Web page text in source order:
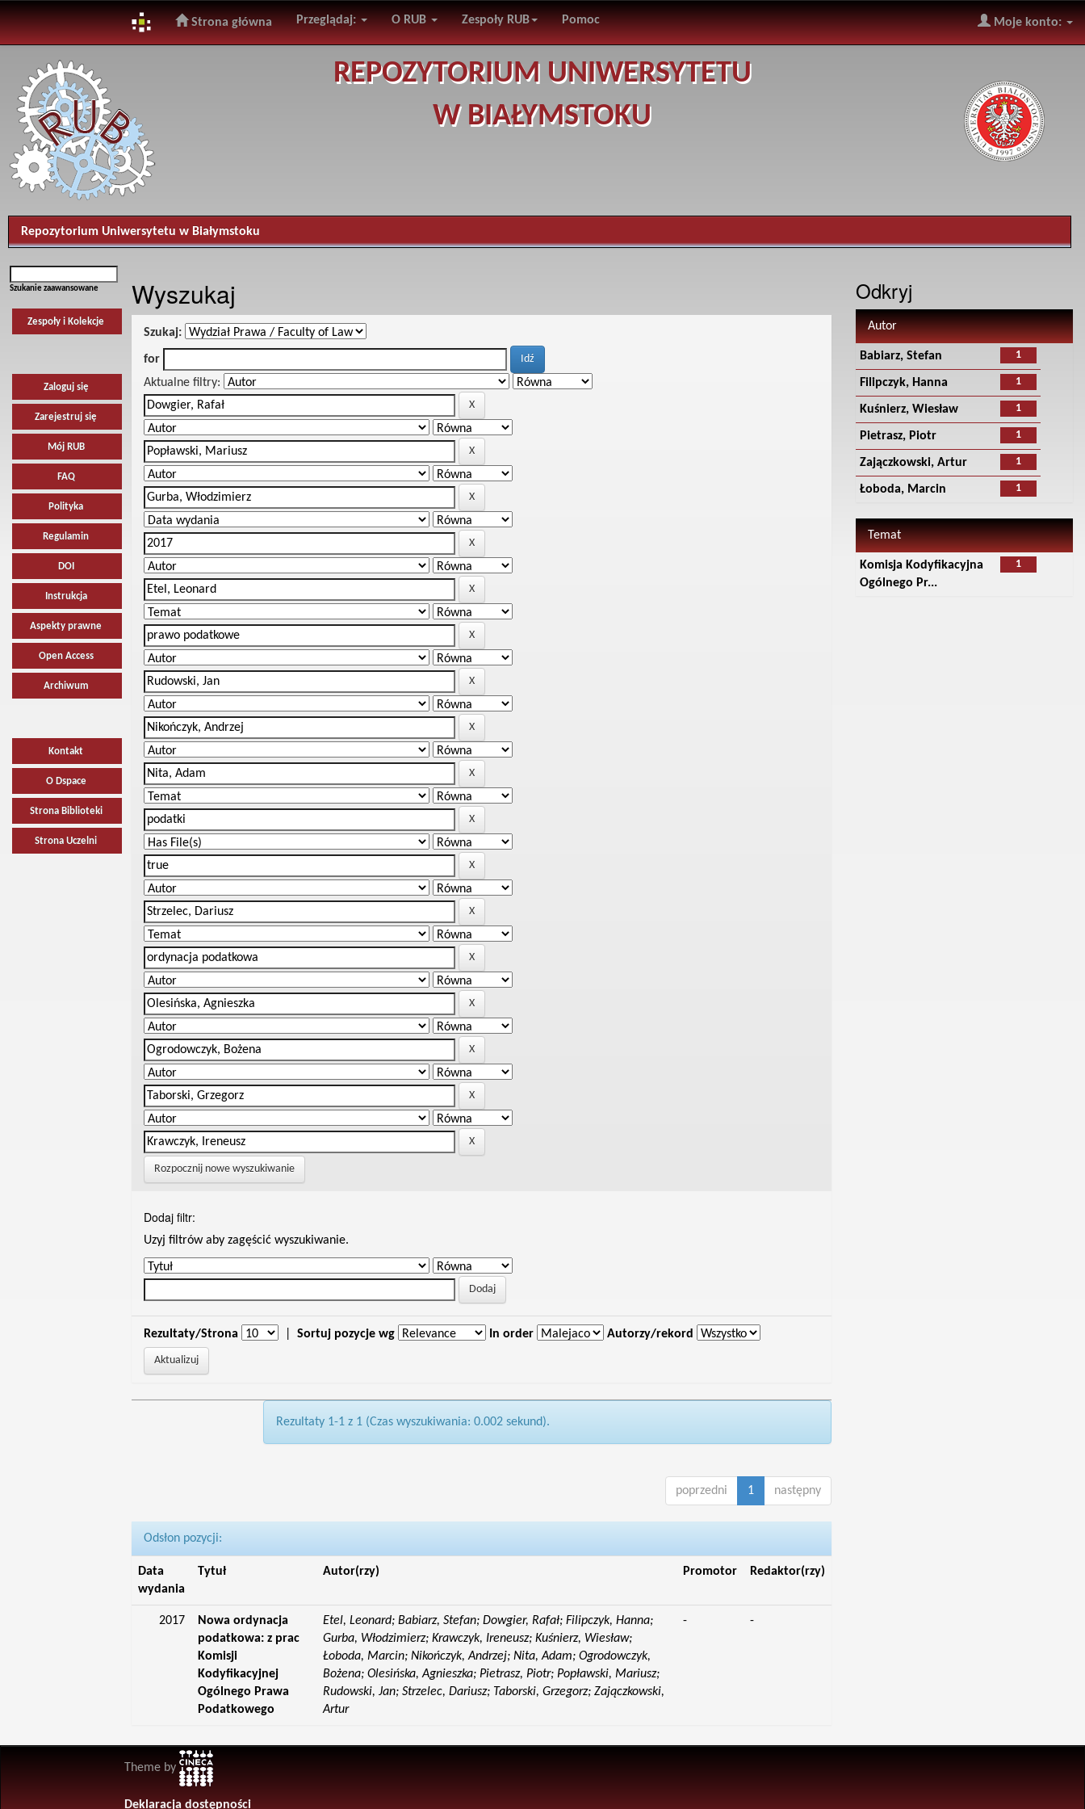
navigation
Strona główna Przeglądaj: O RUB Zespoły RUB Pomoc Moje konto:
REPOZYTORIUM UNIWERSYTETU
W BIAŁYMSTOKU
Repozytorium Uniwersytetu w Białymstoku
Szukanie zaawansowane
Zespoły i Kolekcje
Zaloguj się
Zarejestruj się
Mój RUB
FAQ
Polityka
Regulamin
DOI
Instrukcja
Aspekty prawne
Open Access
Archiwum
Kontakt
O Dspace
Strona Biblioteki
Strona Uczelni
Wyszukaj
Szukaj:
for
Aktualne filtry:
Rozpocznij nowe wyszukiwanie
Dodaj filtr:
Uzyj filtrów aby zagęścić wyszukiwanie.
Rezultaty/Strona Sortuj pozycje wg In order Autorzy/rekord
Rezultaty 1-1 z 1 (Czas wyszukiwania: 0.002 sekund).
poprzedni 1 następny
Odsłon pozycji:
Data
wydania
Tytuł Autor(rzy) Promotor Redaktor(rzy)
2017
Nowa ordynacja
podatkowa: z prac
Komisji
Kodyfikacyjnej
Ogólnego Prawa
Podatkowego
Etel, Leonard; Babiarz, Stefan; Dowgier, Rafał; Filipczyk, Hanna;
Gurba, Włodzimierz; Krawczyk, Ireneusz; Kuśnierz, Wiesław;
Łoboda, Marcin; Nikończyk, Andrzej; Nita, Adam; Ogrodowczyk,
Bożena; Olesińska, Agnieszka; Pietrasz, Piotr; Popławski, Mariusz;
Rudowski, Jan; Strzelec, Dariusz; Taborski, Grzegorz; Zajączkowski,
Artur
- -
Odkryj
Autor
1
Babiarz, Stefan
1
Filipczyk, Hanna
1
Kuśnierz, Wiesław
1
Pietrasz, Piotr
1
Zajączkowski, Artur
1
Łoboda, Marcin
Temat
1
Komisja Kodyfikacyjna
Ogólnego Pr...
Theme by
Deklaracja dostępności